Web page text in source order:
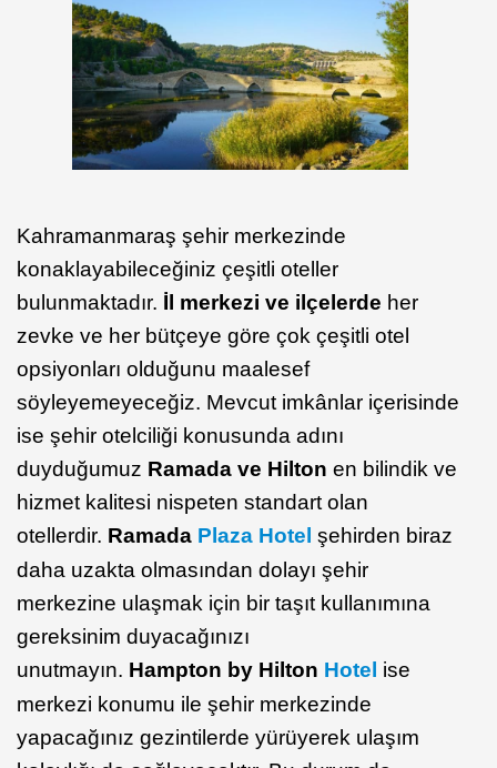
Kahramanmaraş şehir merkezinde
konaklayabileceğiniz çeşitli oteller
bulunmaktadır. İl merkezi ve ilçelerde her
zevke ve her bütçeye göre çok çeşitli otel
opsiyonları olduğunu maalesef
söyleyemeyeceğiz. Mevcut imkânlar içerisinde
ise şehir otelciliği konusunda adını
duyduğumuz Ramada ve Hilton en bilindik ve
hizmet kalitesi nispeten standart olan
otellerdir. Ramada Plaza Hotel şehirden biraz
daha uzakta olmasından dolayı şehir
merkezine ulaşmak için bir taşıt kullanımına
gereksinim duyacağınızı
unutmayın. Hampton by Hilton Hotel ise
merkezi konumu ile şehir merkezinde
yapacağınız gezintilerde yürüyerek ulaşım